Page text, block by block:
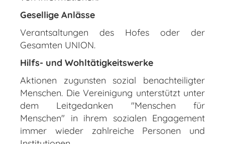
Gesellige Anlässe
Verantsaltungen des Hofes oder der
Gesamten UNION.
Hilfs- und Wohltätigkeitswerke
Aktionen zugunsten sozial benachteiligter
Menschen. Die Vereinigung unterstützt unter
dem Leitgedanken "Menschen für
Menschen" in ihrem sozialen Engagement
immer wieder zahlreiche Personen und